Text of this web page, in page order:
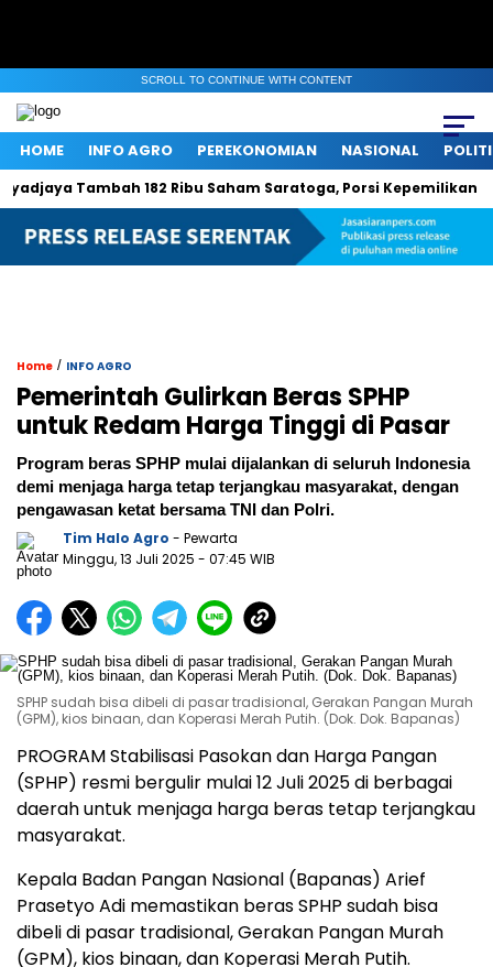
SCROLL TO CONTINUE WITH CONTENT
HOME INFO AGRO PEREKONOMIAN NASIONAL
Tambah 182 Ribu Saham Saratoga, Porsi Kepemilikan Naik
Home / INFO AGRO
Pemerintah Gulirkan Beras SPHP
untuk Redam Harga Tinggi di Pasar
Program beras SPHP mulai dijalankan di seluruh Indonesia
demi menjaga harga tetap terjangkau masyarakat, dengan
pengawasan ketat bersama TNI dan Polri.
Tim Halo Agro - Pewarta
Minggu, 13 Juli 2025 - 07:45 WIB
SPHP sudah bisa dibeli di pasar tradisional, Gerakan Pangan Murah
(GPM), kios binaan, dan Koperasi Merah Putih. (Dok. Dok. Bapanas)
PROGRAM Stabilisasi Pasokan dan Harga Pangan
(SPHP) resmi bergulir mulai 12 Juli 2025 di berbagai
daerah untuk menjaga harga beras tetap terjangkau
masyarakat.
Kepala Badan Pangan Nasional (Bapanas) Arief
Prasetyo Adi memastikan beras SPHP sudah bisa
dibeli di pasar tradisional, Gerakan Pangan Murah
(GPM), kios binaan, dan Koperasi Merah Putih.